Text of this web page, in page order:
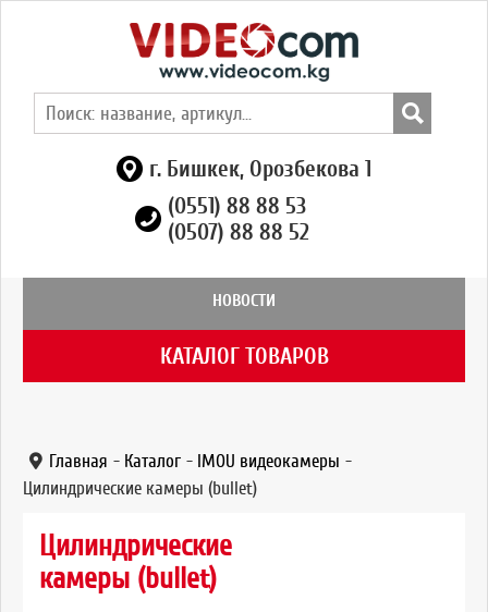
г. Бишкек, Орозбекова 1
(0551) 88 88 53
(0507) 88 88 52
НОВОСТИ
КАТАЛОГ ТОВАРОВ
Главная - Каталог - IMOU видеокамеры -
Цилиндрические камеры (bullet)
Цилиндрические
камеры (bullet)